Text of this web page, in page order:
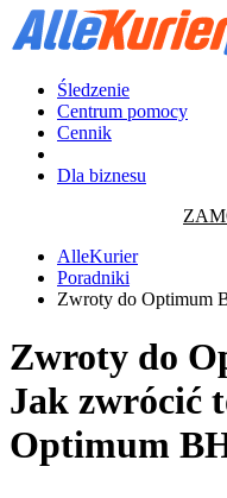
Śledzenie
Centrum pomocy
Cennik
Dla biznesu
AlleKurier
Poradniki
Zwroty do Optimum
Zwroty do
Jak zwrócić
Optimum